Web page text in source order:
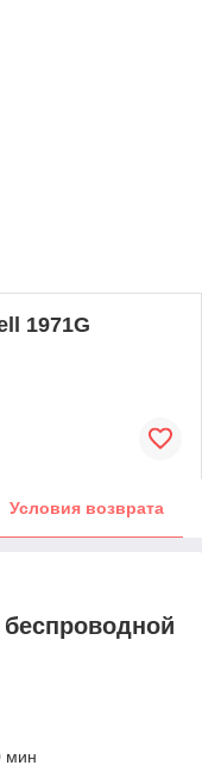
1971G
Условия возврата
мин